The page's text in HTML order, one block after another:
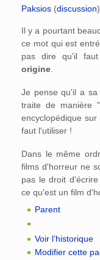
Paksios (discussion)
Il y a pourtant
ce mot qui est
pas dire qu'il
origine.
Je pense qu'il a sa
traite de manière
encyclopédique
faut l'utiliser !
Dans le même
films d'horreur ne
pas le droit
ce qu'est un film
Parent
Voir l’historique
Modifier cette